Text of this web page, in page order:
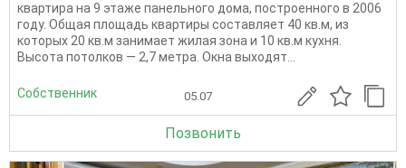
квартира на 9 этаже панельного дома, построенного в 2006
году. Общая площадь квартиры составляет 40 кв.м, из
которых 20 кв.м занимает жилая зона и 10 кв.м кухня.
Высота потолков — 2,7 метра. Окна выходят...
Собственник 05.07
Позвонить